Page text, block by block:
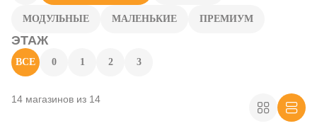
МОДУЛЬНЫЕ МАЛЕНЬКИЕ ПРЕМИУМ
ЭТАЖ
ВСЕ 0 1 2 3
14 магазинов из 14